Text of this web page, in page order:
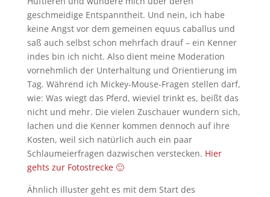
geschmeidige Entspanntheit. Und nein, ich habe
keine Angst vor dem gemeinen equus caballus und
saß auch selbst schon mehrfach drauf – ein Kenner
indes bin ich nicht. Also dient meine Moderation
vornehmlich der Unterhaltung und Orientierung im
Tag. Während ich Mickey-Mouse-Fragen stellen darf,
wie: Was wiegt das Pferd, wieviel trinkt es, beißt das
nicht und mehr. Die vielen Zuschauer wundern sich,
lachen und die Kenner kommen dennoch auf ihre
Kosten, weil sich natürlich auch ein paar
Schlaumeierfragen dazwischen verstecken. Hier
gehts zur Fotostrecke 🙂
Ähnlich illuster geht es mit dem Start des